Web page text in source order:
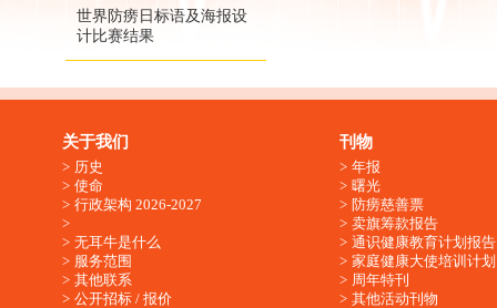
世界防痨日标语及海报设
计比赛结果
关于我们
历史
使命
行政架构 2026-2027
无耳牛是什么
服务范围
其他联系
公开招标 / 报价
刊物
年报
曙光
防痨慈善票
卖旗筹款报告
通识健康教育计划报告
家庭健康大使培训计划
周年特刊
其他活动刊物